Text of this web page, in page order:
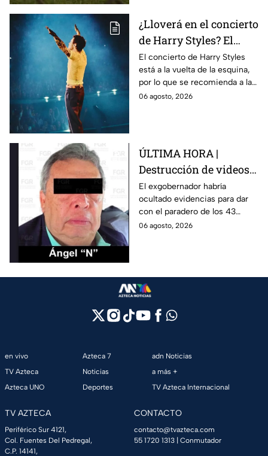
¿Lloverá en el concierto
de Harry Styles? El
pronóstico del clima
para este viernes en
CDMX
El concierto de Harry Styles
está a la vuelta de la esquina,
por lo que se recomienda a las
y los fanáticos revisar el clima
06 agosto, 2026
ÚLTIMA HORA |
Destrucción de videos
clave y amenazas a
testigos por parte de
exgobernador Ángel
Aguirre: FGR
El exgobernador habría
ocultado evidencias para dar
con el paradero de los 43
estudiantes desaparecidos de
06 agosto, 2026
en vivo
TV Azteca
Azteca UNO
Azteca 7
Noticias
Deportes
adn Noticias
a más +
TV Azteca Internacional
TV AZTECA
Periférico Sur 4121,
Col. Fuentes Del Pedregal,
C.P. 14141,
CONTACTO
contacto@tvazteca.com
55 1720 1313 | Conmutador